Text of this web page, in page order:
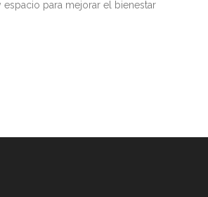
espacio para mejorar el bienestar